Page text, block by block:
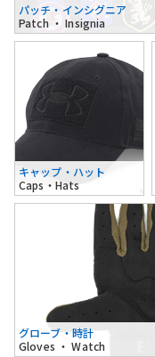
パッチ・インシグニア
Patch ・ Insignia
キャップ・ハット
Caps・Hats
グローブ・時計
Gloves ・ Watch